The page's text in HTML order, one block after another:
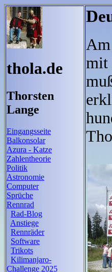
thola.de
Thorsten
Lange
Eingangsseite
Balkonsolar
Azura - Katze
Zahlentheorie
Politik
Astronomie
Computer
Sprüche
Rennrad
Rad-Blog
Anstiege
Rennräder
Software
Trikots
Kilimanjaro-
Challenge 2025
mit